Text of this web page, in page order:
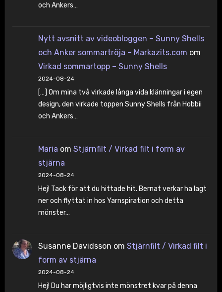
och Ankers…
Nytt avsnitt av videobloggen – Sunny Shells
och Anker sommartröja – Markazits.com om
Virkad sommartopp – Sunny Shells
2024-08-24
[…] Om mina två virkade långa vida klänningar i egen
design, den virkade toppen Sunny Shells från Hobbii
och Ankers…
Maria om Stjärnfilt / Virkad filt i form av
stjärna
2024-08-24
Hej! Tack för att du hittade hit. Bernat verkar ha lagt
ner och flyttat in hos Yarnspiration och detta
mönster…
Susanne Davidsson om Stjärnfilt / Virkad filt i
form av stjärna
2024-08-24
Hej! Du har möjligtvis inte mönstret kvar på denna